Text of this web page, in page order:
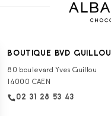
BOUTIQUE BVD GUILLOU
80 boulevard Yves Guillou
14000 CAEN
02 31 28 53 43